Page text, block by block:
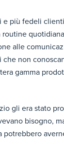
e più fedeli
alle
che non
gamma
gli era stato
bisogno,
potrebbero